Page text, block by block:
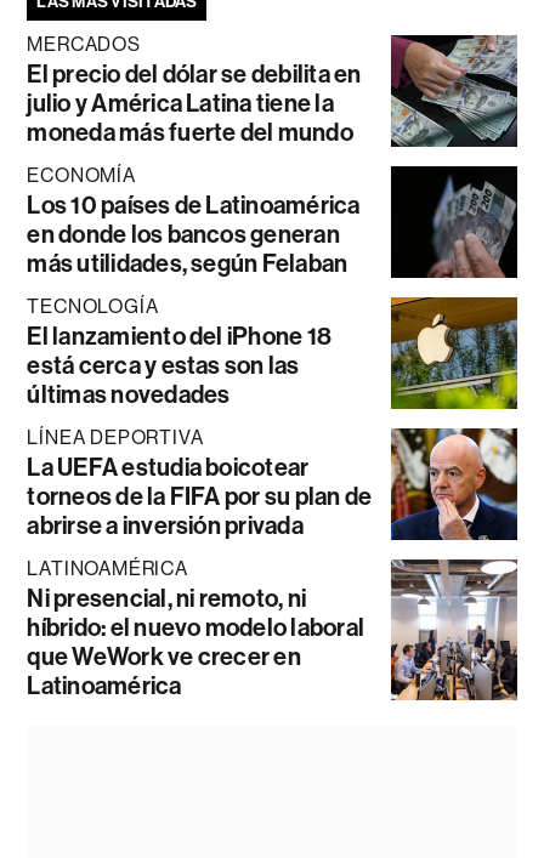
MERCADOS
El precio del dólar se debilita en
julio y América Latina tiene la
moneda más fuerte del mundo
ECONOMÍA
Los 10 países de Latinoamérica
en donde los bancos generan
más utilidades, según Felaban
TECNOLOGÍA
El lanzamiento del iPhone 18
está cerca y estas son las
últimas novedades
LÍNEA DEPORTIVA
La UEFA estudia boicotear
torneos de la FIFA por su plan de
abrirse a inversión privada
LATINOAMÉRICA
Ni presencial, ni remoto, ni
híbrido: el nuevo modelo laboral
que WeWork ve crecer en
Latinoamérica